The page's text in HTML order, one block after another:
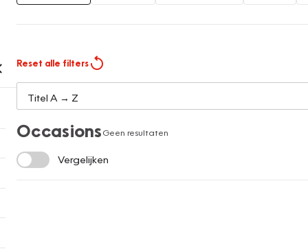
Reset alle filters
OccasionsGeen resultaten
Vergelijken